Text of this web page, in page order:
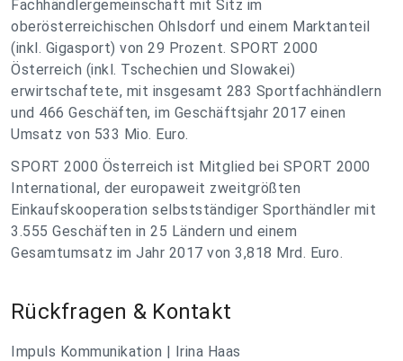
Fachhändlergemeinschaft mit Sitz im
oberösterreichischen Ohlsdorf und einem Marktanteil
(inkl. Gigasport) von 29 Prozent. SPORT 2000
Österreich (inkl. Tschechien und Slowakei)
erwirtschaftete, mit insgesamt 283 Sportfachhändlern
und 466 Geschäften, im Geschäftsjahr 2017 einen
Umsatz von 533 Mio. Euro.
SPORT 2000 Österreich ist Mitglied bei SPORT 2000
International, der europaweit zweitgrößten
Einkaufskooperation selbstständiger Sporthändler mit
3.555 Geschäften in 25 Ländern und einem
Gesamtumsatz im Jahr 2017 von 3,818 Mrd. Euro.
Rückfragen & Kontakt
Impuls Kommunikation | Irina Haas